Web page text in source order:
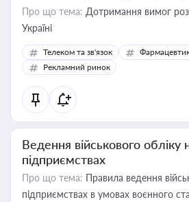
Про що тема: Дотримання вимог
Україні
Телеком та зв'язок
Рекламний ринок
Ведення військового обліку
підприємствах
Про що тема: Правила ведення
підприємствах в умовах воєнного